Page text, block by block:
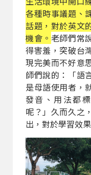
各種時事議題、
話題，對於英文
機會。 老師們常
得害羞，突破台
現完美而不好意
師們說的：「語
是母語使用者，
發音、用法都
呢？」久而久之
出，對於學習效